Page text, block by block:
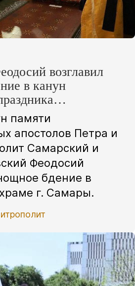
возглавил
в канун
храма г. Самары
памяти
апостолов Петра и
Самарский и
Феодосий
бдение в
г. Самары.